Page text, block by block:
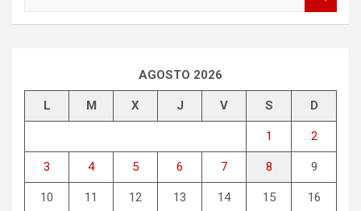
AGOSTO 2026
L M X J V S D
1 2
3 4 5 6 7 8 9
10 11 12 13 14 15 16